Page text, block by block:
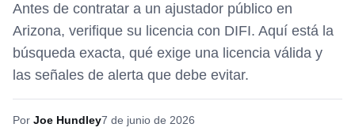
Antes de contratar a un ajustador público en
Arizona, verifique su licencia con DIFI. Aquí está la
búsqueda exacta, qué exige una licencia válida y
las señales de alerta que debe evitar.
Por Joe Hundley7 de junio de 2026